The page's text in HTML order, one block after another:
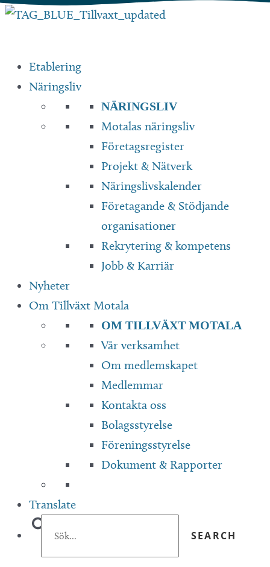
Hoppa
Etablering
Näringsliv
NÄRINGSLIV
Motalas näringsliv
Företagsregister
Projekt & Nätverk
Näringslivskalender
Företagande & Stödjande
organisationer
Rekrytering & kompetens
Jobb & Karriär
Nyheter
Om Tillväxt Motala
OM TILLVÄXT MOTALA
Vår verksamhet
Om medlemskapet
Medlemmar
Kontakta oss
Bolagsstyrelse
Föreningsstyrelse
Dokument & Rapporter
Translate